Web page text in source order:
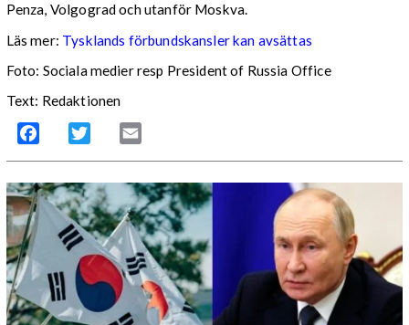
Penza, Volgograd och utanför Moskva.
Läs mer: Tysklands förbundskansler kan avsättas
Foto: Sociala medier resp President of Russia Office
Text: Redaktionen
Facebook Twitter